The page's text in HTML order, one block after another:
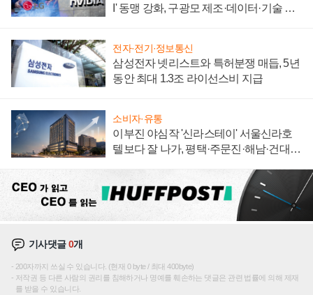
I' 동맹 강화, 구광모 제조·데이터·기술 결
전자·전기·정보통신
삼성전자 넷리스트와 특허분쟁 매듭, 5년
동안 최대 1.3조 라이선스비 지급
소비자·유통
이부진 야심작 '신라스테이' 서울신라호
텔보다 잘 나가, 평택·주문진·해남·건대로
기사댓글0개
200자까지 쓰실 수 있습니다. (현재 0 byte / 최대 400byte)
저작권 등 다른 사람의 권리를 침해하거나 명예를 훼손하는 댓글은 관련 법률에 의해 제재
를 받을 수 있습니다.